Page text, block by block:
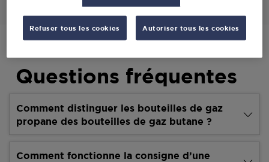
Questions fréquentes
Comment distinguer les bouteilles de gaz
propane des bouteilles de gaz butane ?
Comment fonctionne la consigne d’une
Refuser tous les cookies Autoriser tous les cookies